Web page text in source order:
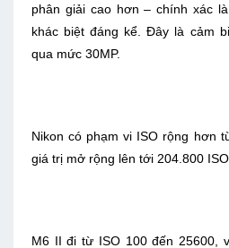
phân giải cao hơn – chính xác
khác biệt đáng kể. Đây là cảm
qua mức 30MP.
Nikon có phạm vi ISO rộng hơn
giá trị mở rộng lên tới 204.800 ISO.
M6 II đi từ ISO 100 đến 25600,